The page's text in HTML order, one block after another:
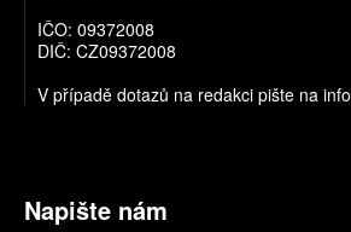
IČO: 09372008
DIČ: CZ09372008
V případě dotazů na redakci pište na
Napište nám